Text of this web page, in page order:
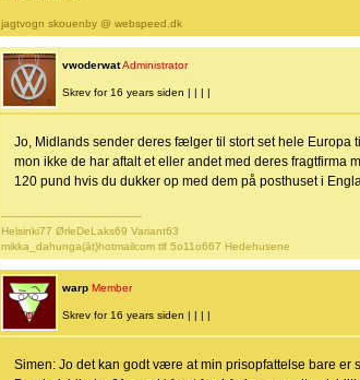
jagtvogn skouenby @ webspeed.dk
vwoderwatAdministrator
Skrev for 16 years siden | | | |
Jo, Midlands sender deres fælger til stort set hele
mon ikke de har aftalt et eller andet med deres fragtfirma
120 pund hvis du dukker op med dem på posthuset i
-------------------------------------------
Helsinki77 ØrleDeLaks69 Variant63
mikka_dahunga(ät)hotmailcom tlf 5o11o667 Hedehusene
warp Member
Skrev for 16 years siden | | | |
Simen: Jo det kan godt være at min prisopfattelse bare er